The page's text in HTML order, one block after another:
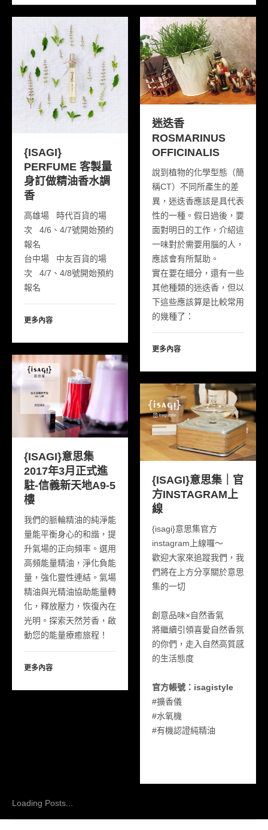
{ISAGI}
PERFUME 客製量
身訂做精油香水調
香
高雄場 時代百貨的場
次 4/6、4/7號開始預約
報名
台中場 中友百貨的場
次 4/7、4/8號開始預約
報名
更多內容
迷迭香
ROSMARINUS
OFFICINALIS
說到植物的化學型態（簡
稱CT）不同所產生的差
異， 迷迭香應該是具代表
性的一種。假日過後，要
面對明日的工作，介紹這
一味對於需要用腦的人，
應該會有所幫助。
實在要在細分，還有一些
其他種類的迷迭香 ，但以
下這些應該算是比較常用
的幾種了：
更多內容
{ISAGI}意思集
2017年3月正式進
駐-信義新天地A9-5
樓
我們的脈輪精油的純淨能
量能平衡身心的和諧，提
升氣場的正向頻率。選用
高頻能量精油，淨化負能
量，強化靈性連結。氣場
精油與光精油協助能量轉
化，釋放壓力，恢復內在
光明。探索天然芳香，啟
動您的能量療癒旅程！
更多內容
{ISAGI}意思集｜官
方INSTAGRAM上
線
{isagi}意思集官方
instagram上線囉～
歡迎大家來追蹤我們，我
們將在上方分享關於意思
集的一切
創意品味×自然香氣
將繼續引領喜愛自然香氛
的你們，走入自然高質感
的生活態度
官方帳號：isagistyle
#擴香儀
#水氧機
#有機認證純精油
Loading Posts...